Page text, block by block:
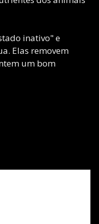
inativo" e
Elas removem
um bom